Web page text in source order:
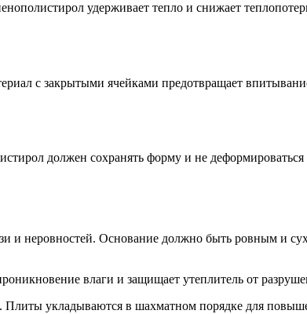
удерживает тепло и снижает
с закрытыми ячейками предотвращает
должен сохранять форму и не
и неровностей. Основание должно быть ровным и
влаги и защищает утеплитель от
Плиты укладываются в шахматном порядке для